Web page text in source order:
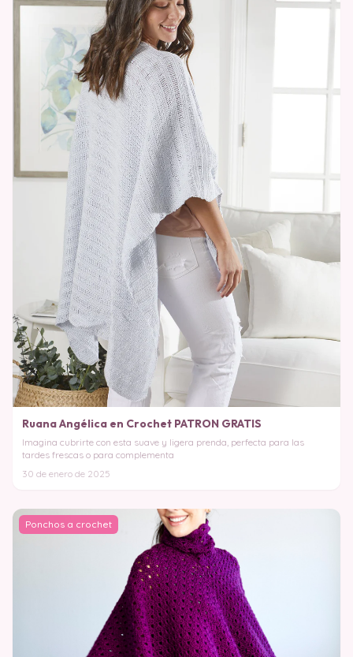
Ruana Angélica en Crochet PATRON GRATIS
Imagina cubrirte con esta suave y ligera prenda, perfecta para las
tardes frescas o para complementa
30 de enero de 2025
Ponchos a crochet